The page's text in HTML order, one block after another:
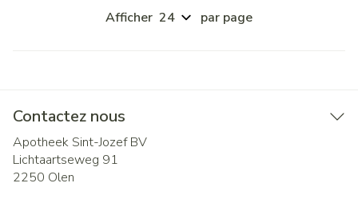
Afficher par page
Contactez nous
Apotheek Sint-Jozef BV
Lichtaartseweg 91
2250 Olen